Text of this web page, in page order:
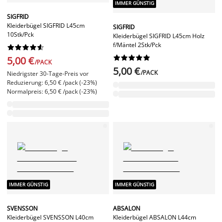
SIGFRID
Kleiderbügel SIGFRID L45cm
10Stk/Pck






5,00 €/PACK
Niedrigster 30-Tage-Preis vor
Reduzierung: 6,50 € /pack (-23%)
Normalpreis: 6,50 € /pack (-23%)
IMMER GÜNSTIG
SIGFRID
Kleiderbügel SIGFRID L45cm Holz
f/Mäntel 2Stk/Pck






5,00 €/PACK
IMMER GÜNSTIG
SVENSSON
Kleiderbügel SVENSSON L40cm
IMMER GÜNSTIG
ABSALON
Kleiderbügel ABSALON L44cm